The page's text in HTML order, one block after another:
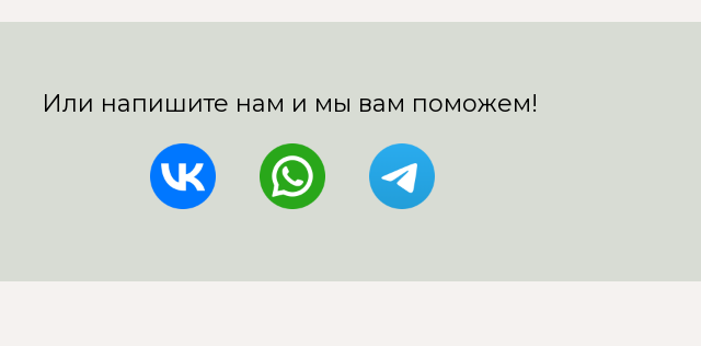
Или напишите нам и мы вам поможем!